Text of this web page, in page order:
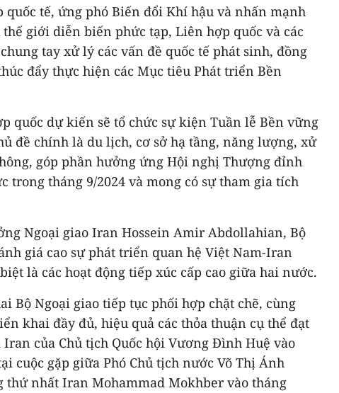
tế, ứng phó Biến đổi Khí hậu và nhấn mạnh
giới diễn biến phức tạp, Liên hợp quốc và các
tay xử lý các vấn đề quốc tế phát sinh, đồng
đẩy thực hiện các Mục tiêu Phát triển Bền
quốc dự kiến sẽ tổ chức sự kiện Tuần lễ Bền vững
đề chính là du lịch, cơ sở hạ tầng, năng lượng, xử
góp phần hưởng ứng Hội nghị Thượng đỉnh
trong tháng 9/2024 và mong có sự tham gia tích
Ngoại giao Iran Hossein Amir Abdollahian, Bộ
giá cao sự phát triển quan hệ Việt Nam-Iran
là các hoạt động tiếp xúc cấp cao giữa hai nước.
Bộ Ngoại giao tiếp tục phối hợp chặt chẽ, cùng
khai đầy đủ, hiệu quả các thỏa thuận cụ thể đạt
của Chủ tịch Quốc hội Vương Đình Huệ vào
cuộc gặp giữa Phó Chủ tịch nước Võ Thị Ánh
thứ nhất Iran Mohammad Mokhber vào tháng